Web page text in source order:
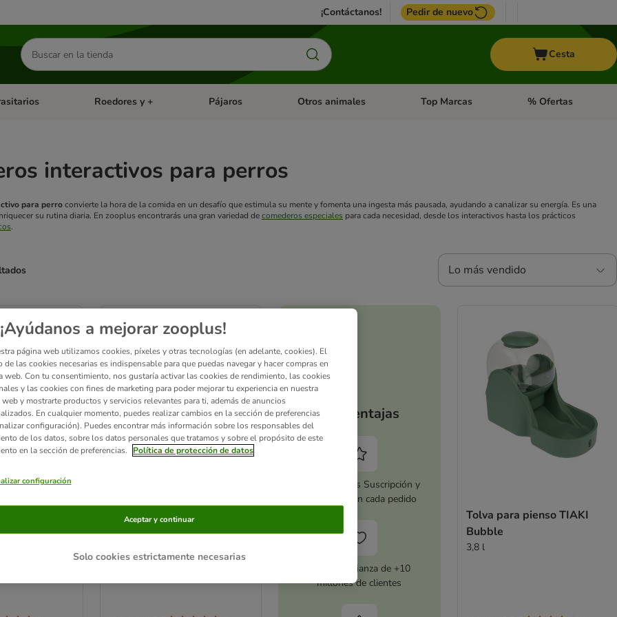
¡Contáctanos! Pedir de nuevo
Buscar
productos
Cesta
abierto: Dieta Vet.Menú de categoria abierto: Antiparasitarios
Roedores y + Menú de categoria abierto: Roedores y +
Pájaros Menú de categoria abierto: Pájaros
Otros animales Menú de categoria abierto: Otros animales
Top Marcas Menú de categoria
% Ofertas
interactivos para perros
para perroconvierte la hora de la comida en un desafío que estimula su mente y fomenta una ingesta más pausada, ayudando a canalizar su energía. Es una
su rutina diaria. En zooplus encontrarás una gran variedad decomederos especiales para cada necesidad, desde los interactivos hasta los prácticos
.
Lo más vendido
been changed
TIAKI
Dispensador de agua
zooplus Basics
Tus ventajas
Activa zooplus Suscripción y
ahorra 5 % en cada pedido
Con la confianza de +10
millones de clientes
Tolva para pienso TIAKI
Bubble
3,8 l
¡Ayúdanos a mejorar zooplus!
página web utilizamos cookies, píxeles y otras tecnologías (en adelante, cookies). El
de las cookies necesarias es indispensable para que puedas navegar y hacer compras en
web. Con tu consentimiento, nos gustaría activar las cookies de rendimiento, las cookies
y las cookies con fines de marketing para poder mejorar tu experiencia en nuestra
web y mostrarte productos y servicios relevantes para ti, además de anuncios
En cualquier momento, puedes realizar cambios en la sección de preferencias
configuración). Puedes encontrar más información sobre los responsables del
de los datos, sobre los datos personales que tratamos y sobre el propósito de este
en la sección de preferencias.
Política de protección de datos
configuración
Solo cookies estrictamente necesarias
Aceptar y continuar